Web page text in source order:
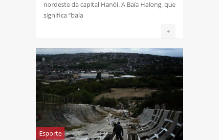
nordeste da capital Hanói. A Baía Halong, que
significa “baía
+
Esporte